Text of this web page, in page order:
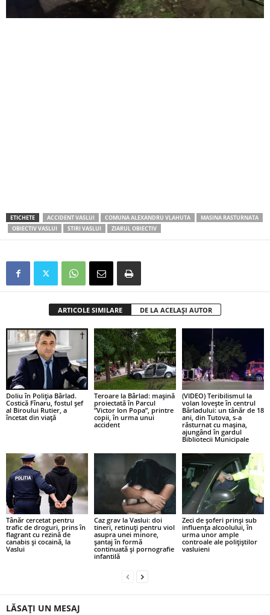
ETICHETE ACCIDENT VASLUI COMUNA ALEXANDRU VLAHUTA
MASINA RASTURNATA
OBIECTIV VASLUI
STIRI VASLUI ZIARUL OBIECTIV
ARTICOLE SIMILARE DE LA ACELAȘI AUTOR
Doliu în Poliția Bârlad.
Costică Fînaru, fostul șef
al Biroului Rutier, a
încetat din viață
Teroare la Bârlad: mașină
proiectată în Parcul
”Victor Ion Popa”, printre
copii, în urma unui
accident
(VIDEO) Teribilismul la
volan lovește în centrul
Bârladului: un tânăr de 18
ani, din Tutova, s-a
răsturnat cu mașina,
ajungând în gardul
Bibliotecii Municipale
Tânăr cercetat pentru
trafic de droguri, prins în
flagrant cu rezină de
canabis și cocaină, la
Vaslui
Caz grav la Vaslui: doi
tineri, retinuți pentru viol
asupra unei minore,
șantaj în formă
continuată și pornografie
infantilă
Zeci de șoferi prinși sub
influența alcoolului, în
urma unor ample
controale ale polițiștilor
vasluieni
LĂSAȚI UN MESAJ